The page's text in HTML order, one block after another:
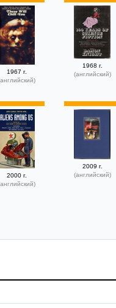
1967 г.
1968 г.
(английский)
2000 г.
2009 г.
(английский)